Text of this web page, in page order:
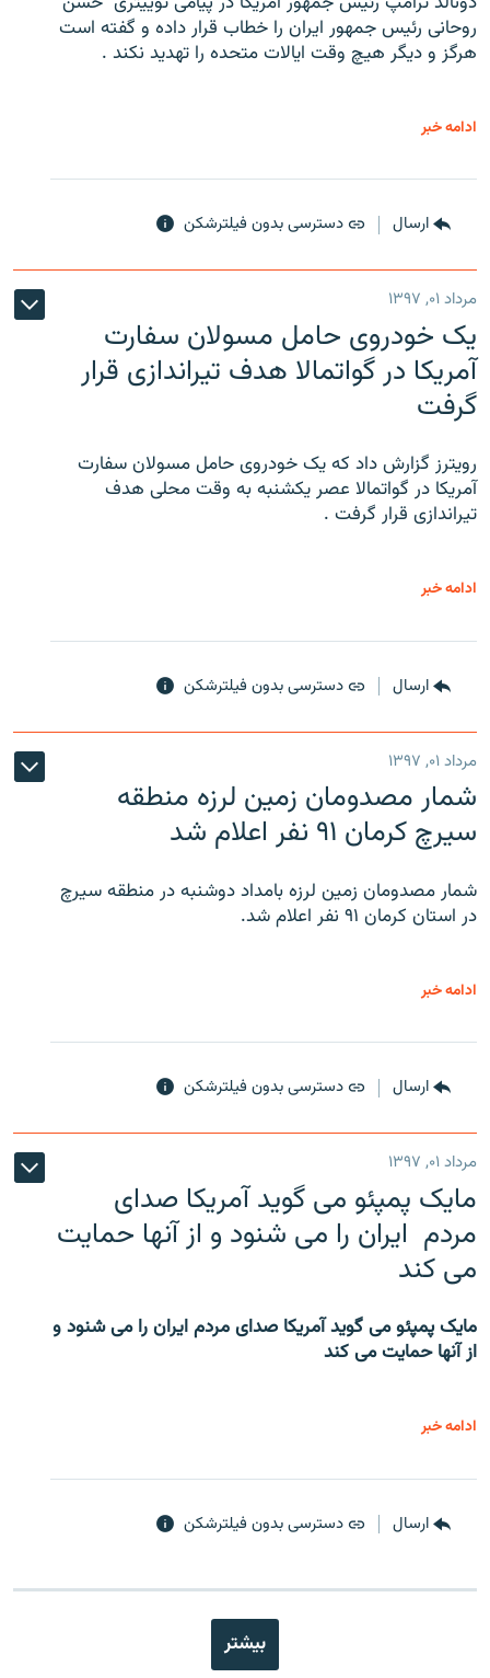
روحانی رئیس جمهور ایران را خطاب قرار داده و گفته است
هرگز و دیگر هیچ وقت ایالات متحده را تهدید نکند .
ادامه خبر
ارسال دسترسی بدون فیلترشکن
مرداد ۰۱, ۱۳۹۷
یک خودروی حامل مسولان سفارت
آمریکا در گواتمالا هدف تیراندازی قرار
گرفت
رویترز گزارش داد که یک خودروی حامل مسولان سفارت
آمریکا در گواتمالا عصر یکشنبه به وقت محلی هدف
تیراندازی قرار گرفت .
ادامه خبر
ارسال دسترسی بدون فیلترشکن
مرداد ۰۱, ۱۳۹۷
شمار مصدومان زمین لرزه منطقه
سیرچ کرمان ۹۱ نفر اعلام شد
شمار مصدومان زمین لرزه بامداد دوشنبه در منطقه سیرچ
در استان کرمان ۹۱ نفر اعلام شد.
ادامه خبر
ارسال دسترسی بدون فیلترشکن
مرداد ۰۱, ۱۳۹۷
مایک پمپئو می گوید آمریکا صدای
مردم ایران را می شنود و از آنها حمایت
می کند
مایک پمپئو می گوید آمریکا صدای مردم ایران را می شنود و
از آنها حمایت می کند
ادامه خبر
ارسال دسترسی بدون فیلترشکن
بیشتر